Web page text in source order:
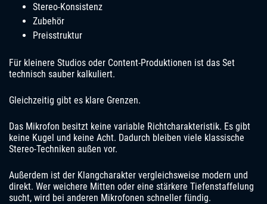
Stereo-Konsistenz
Zubehör
Preisstruktur
Für kleinere Studios oder Content-Produktionen ist das Set
technisch sauber kalkuliert.
Gleichzeitig gibt es klare Grenzen.
Das Mikrofon besitzt keine variable Richtcharakteristik. Es gibt
keine Kugel und keine Acht. Dadurch bleiben viele klassische
Stereo-Techniken außen vor.
Außerdem ist der Klangcharakter vergleichsweise modern und
direkt. Wer weichere Mitten oder eine stärkere Tiefenstaffelung
sucht, wird bei anderen Mikrofonen schneller fündig.